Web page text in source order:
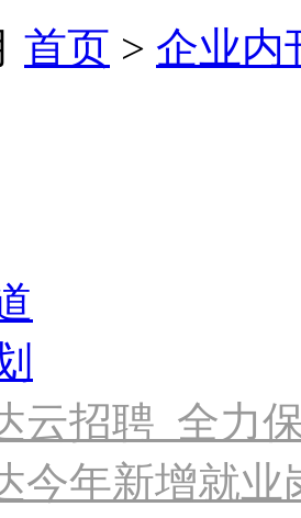
首页 > 企业内
云招聘 全力
今年新增就业